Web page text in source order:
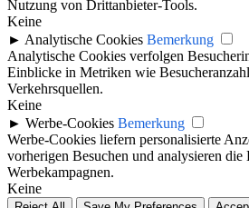
Nutzung von Drittanbieter-Tools.
Keine
► Analytische Cookies Bemerkung
Analytische Cookies verfolgen
Einblicke in Metriken wie
Verkehrsquellen.
Keine
► Werbe-Cookies Bemerkung
Werbe-Cookies liefern personalisierte
vorherigen Besuchen und analysieren
Werbekampagnen.
Keine